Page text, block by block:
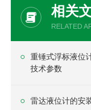
相关
RELATED
重锤式浮标液位
技术参数
雷达液位计的安